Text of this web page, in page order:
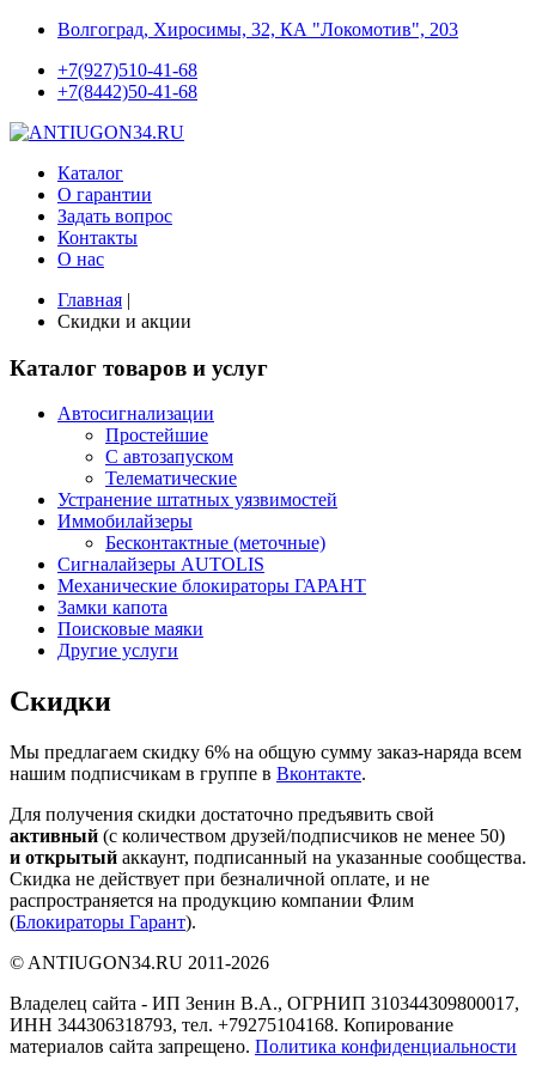
Волгоград, Хиросимы, 32, КА "Локомотив", 203
+7(927)510-41-68
+7(8442)50-41-68
Каталог
О гарантии
Задать вопрос
Контакты
О нас
Главная |
Скидки и акции
Каталог товаров и услуг
Автосигнализации
Простейшие
С автозапуском
Телематические
Устранение штатных уязвимостей
Иммобилайзеры
Бесконтактные (меточные)
Сигналайзеры AUTOLIS
Механические блокираторы ГАРАНТ
Замки капота
Поисковые маяки
Другие услуги
Скидки
Мы предлагаем скидку 6% на общую сумму заказ-наряда всем
нашим подписчикам в группе в Вконтакте.
Для получения скидки достаточно предъявить свой
активный (с количеством друзей/подписчиков не менее 50)
и открытый аккаунт, подписанный на указанные сообщества.
Скидка не действует при безналичной оплате, и не
распространяется на продукцию компании Флим
(Блокираторы Гарант).
© ANTIUGON34.RU 2011-2026
Владелец сайта - ИП Зенин В.А., ОГРНИП 310344309800017,
ИНН 344306318793, тел. +79275104168. Копирование
материалов сайта запрещено. Политика конфиденциальности